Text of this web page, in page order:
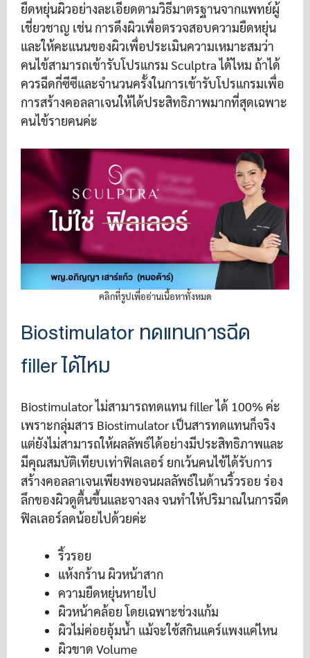
ยืดหยุ่นผิวอย่างละเอียดตามวิธีมาตรฐานจากแพทย์ผู้
เชี่ยวชาญ เช่น การดึงผิวเพื่อตรวจสอบความยืดหยุ่น
และให้คะแนนของผิวเพื่อประเมินความเหมาะสมว่า
คนไข้สามารถเข้ารับโปรแกรม Sculptra ได้ไหม ถ้าได้
ควรฉีดกี่ซีซีและจำนวนครั้งในการเข้ารับโปรแกรมเพื่อ
การสร้างคอลลาเจนให้ได้ประสิทธิภาพมากที่สุดเฉพาะ
คนไข้รายคนค่ะ
คลิกที่รูปเพื่ออ่านเนื้อหาทั้งหมด
Biostimulator ทดแทนการฉีด
filler ได้ไหม
Biostimulator ไม่สามารถทดแทน filler ได้ 100% ค่ะ
เพราะกลุ่มสาร Biostimulator เป็นสารทดแทนก็จริง
แต่ยังไม่สามารถให้ผลลัพธ์ได้อย่างมีประสิทธิภาพและ
มีคุณสมบัติเทียบเท่าฟิลเลอร์ ยกเว้นคนไข้ได้รับการ
สร้างคอลลาเจนเพียงพอจนผลลัพธ์ในด้านริ้วรอย ร่อง
ลึกของผิวดูตื้นขึ้นและจางลง จนทำให้ปริมาณในการฉีด
ฟิลเลอร์ลดน้อยไปด้วยค่ะ
ริ้วรอย
แห้งกร้าน ผิวหน้าสาก
ความยืดหยุ่นหายไป
ผิวหน้าคล้อย โดยเฉพาะช่วงแก้ม
ผิวไม่ค่อยอุ้มน้ำ แม้จะใช้สกินแคร์แพงแค่ไหน
ผิวขาด Volume